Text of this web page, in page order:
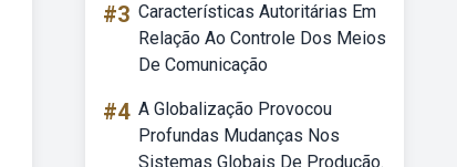
#3 Características Autoritárias Em
Relação Ao Controle Dos Meios
De Comunicação
#4 A Globalização Provocou
Profundas Mudanças Nos
Sistemas Globais De Produção.